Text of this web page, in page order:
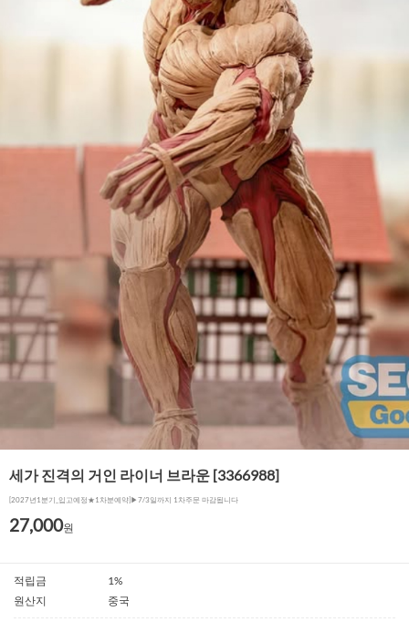
세가 진격의 거인 라이너 브라운 [3366988]
[2027년1분기_입고예정★1차분예약]▶7/3일까지 1차주문 마감됩니다
27,000원
적립금
1%
원산지
중국